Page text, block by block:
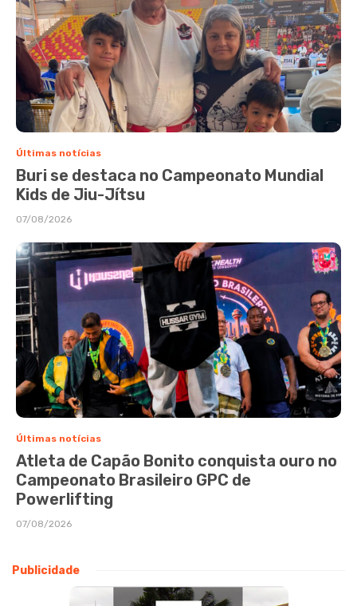
Últimas notícias
Buri se destaca no Campeonato Mundial
Kids de Jiu-Jítsu
07/08/2026
Últimas notícias
Atleta de Capão Bonito conquista ouro no
Campeonato Brasileiro GPC de
Powerlifting
07/08/2026
Publicidade